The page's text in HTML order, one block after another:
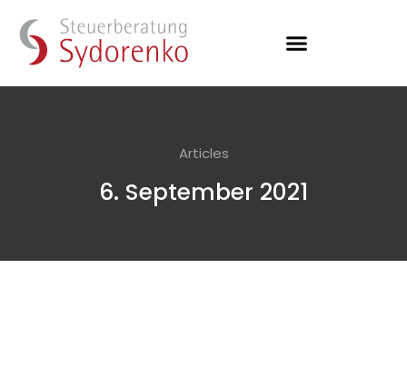
Articles
6. September 2021